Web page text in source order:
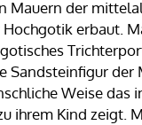
Mauern der
erbaut.
Sandsteinfigur der
Weise das
ihrem Kind zeigt.